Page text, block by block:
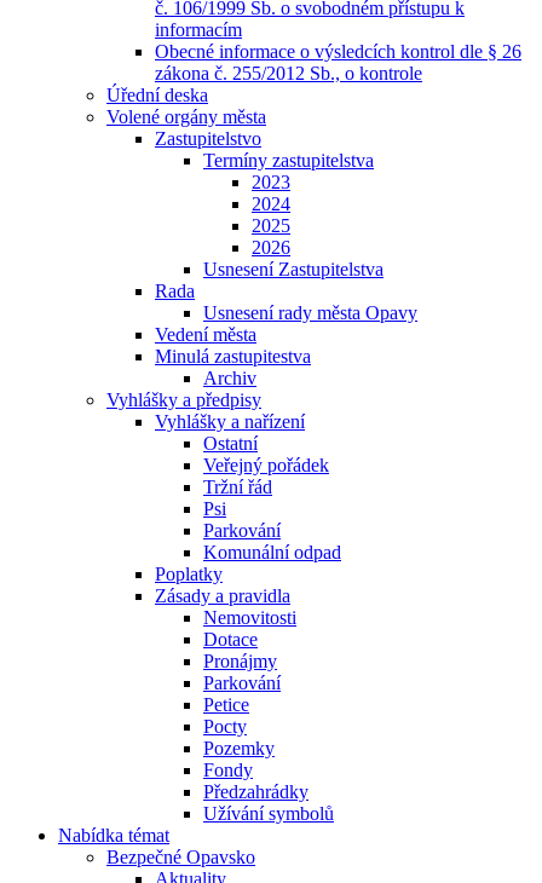
č. 106/1999 Sb. o svobodném přístupu k
informacím
Obecné informace o výsledcích kontrol dle § 26
zákona č. 255/2012 Sb., o kontrole
Úřední deska
Volené orgány města
Zastupitelstvo
Termíny zastupitelstva
2023
2024
2025
2026
Usnesení Zastupitelstva
Rada
Usnesení rady města Opavy
Vedení města
Minulá zastupitestva
Archiv
Vyhlášky a předpisy
Vyhlášky a nařízení
Ostatní
Veřejný pořádek
Tržní řád
Psi
Parkování
Komunální odpad
Poplatky
Zásady a pravidla
Nemovitosti
Dotace
Pronájmy
Parkování
Petice
Pocty
Pozemky
Fondy
Předzahrádky
Užívání symbolů
Nabídka témat
Bezpečné Opavsko